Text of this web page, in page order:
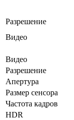
Разрешение
Видео
Видео
Разрешение
Апертура
Размер сенсора
Частота кадров
HDR